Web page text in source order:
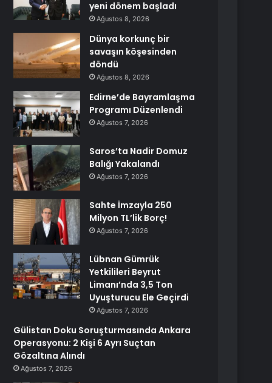
yeni dönem başladı
Ağustos 8, 2026
Dünya korkunç bir
savaşın köşesinden
döndü
Ağustos 8, 2026
Edirne’de Bayramlaşma
Programı Düzenlendi
Ağustos 7, 2026
Saros’ta Nadir Domuz
Balığı Yakalandı
Ağustos 7, 2026
Sahte İmzayla 250
Milyon TL’lik Borç!
Ağustos 7, 2026
Lübnan Gümrük
Yetkilileri Beyrut
Limanı’nda 3,5 Ton
Uyuşturucu Ele Geçirdi
Ağustos 7, 2026
Gülistan Doku Soruşturmasında Ankara
Operasyonu: 2 Kişi 6 Ayrı Suçtan
Gözaltına Alındı
Ağustos 7, 2026